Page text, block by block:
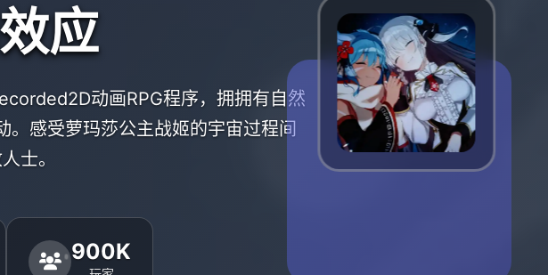
应
动画RPG程序，拥拥有自然
感受萝玛莎公主战姬的宇宙过程间
士。
900K